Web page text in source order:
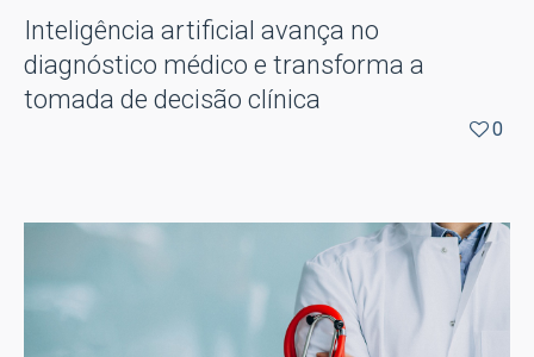
Inteligência artificial avança no
diagnóstico médico e transforma a
tomada de decisão clínica
0